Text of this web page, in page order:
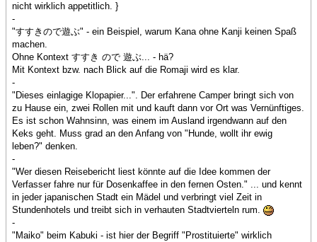
nicht wirklich appetitlich. }
-
"すすきので遊ぶ" - ein Beispiel, warum Kana ohne Kanji keinen Spaß
machen.
Ohne Kontext すすき ので 遊ぶ... - hä?
Mit Kontext bzw. nach Blick auf die Romaji wird es klar.
-
"Dieses einlagige Klopapier...". Der erfahrene Camper bringt sich von
zu Hause ein, zwei Rollen mit und kauft dann vor Ort was Vernünftiges.
Es ist schon Wahnsinn, was einem im Ausland irgendwann auf den
Keks geht. Muss grad an den Anfang von "Hunde, wollt ihr ewig
leben?" denken.
-
"Wer diesen Reisebericht liest könnte auf die Idee kommen der
Verfasser fahre nur für Dosenkaffee in den fernen Osten." ... und kennt
in jeder japanischen Stadt ein Mädel und verbringt viel Zeit in
Stundenhotels und treibt sich in verhauten Stadtvierteln rum.
-
"Maiko" beim Kabuki - ist hier der Begriff "Prostituierte" wirklich